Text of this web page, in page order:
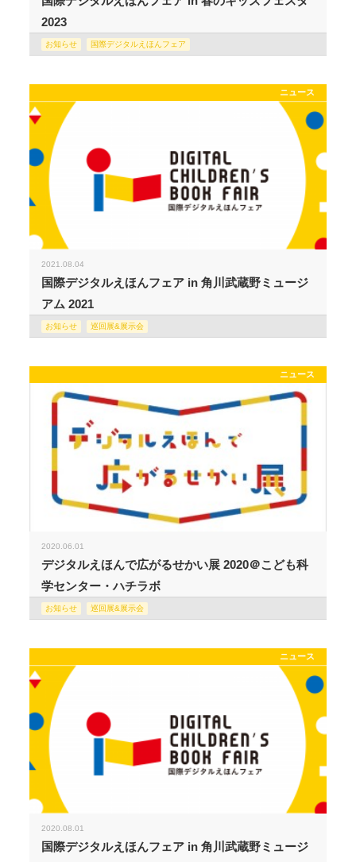
2023
お知らせ 国際デジタルえほんフェア
ニュース
2021.08.04
国際デジタルえほんフェア in 角川武蔵野ミュージ
アム 2021
お知らせ 巡回展&展示会
ニュース
2020.06.01
デジタルえほんで広がるせかい展 2020＠こども科
学センター・ハチラボ
お知らせ 巡回展&展示会
ニュース
2020.08.01
国際デジタルえほんフェア in 角川武蔵野ミュージ